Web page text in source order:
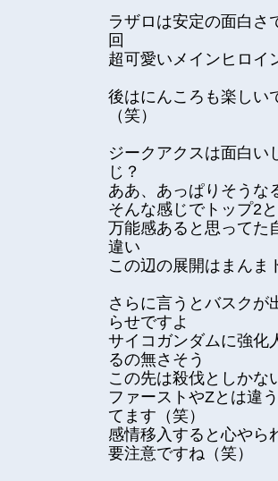
ラザロは安定の面白さ
回
超可愛いメインヒロイ
後はにんころも楽しい
（笑）
ジークアクスは面白い
じ？
ああ、あっぱりそうな
そんな感じでトップ2
万能感あると思ってた
違い
この辺の展開はまんま
さらに言うとバスクが
らせですよ
サイコガンダムに強化
るの無さそう
この先は殺伐としかな
ファーストやZとは違
てます（笑）
感情移入すると心やら
要注意ですね（笑）